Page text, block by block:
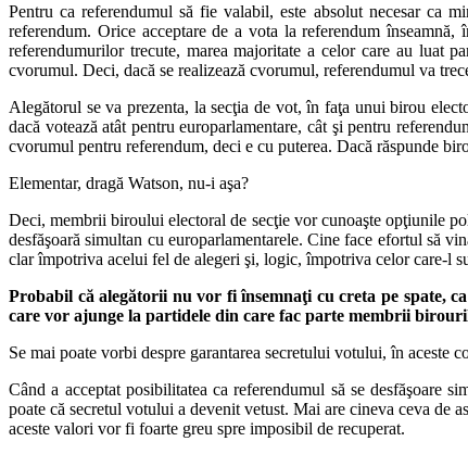
Pentru ca referendumul să fie valabil, este absolut necesar ca
referendum. Orice acceptare de a vota la referendum
referendumurilor trecute, marea majoritate a celor care au luat
cvorumul. Deci, dacă se realizează cvorumul, referendumul va
Alegătorul se va prezenta, la secţia de vot, în faţa unui birou
dacă votează atât pentru europarlamentare, cât şi pentru
cvorumul pentru referendum, deci e cu puterea. Dacă răspunde
Elementar, dragă Watson, nu-i aşa?
Deci, membrii biroului electoral de secţie vor cunoaşte opţiunile
desfăşoară simultan cu europarlamentarele. Cine face efortul să
clar împotriva acelui fel de alegeri şi, logic, împotriva celor care-l
Probabil că alegătorii nu vor fi însemnaţi cu creta pe spate,
care vor ajunge la partidele din care fac parte membrii
Se mai poate vorbi despre garantarea secretului votului, în aceste
Când a acceptat posibilitatea ca referendumul să se desfăşoare
poate că secretul votului a devenit vetust. Mai are cineva ceva de
aceste valori vor fi foarte greu spre imposibil de recuperat.